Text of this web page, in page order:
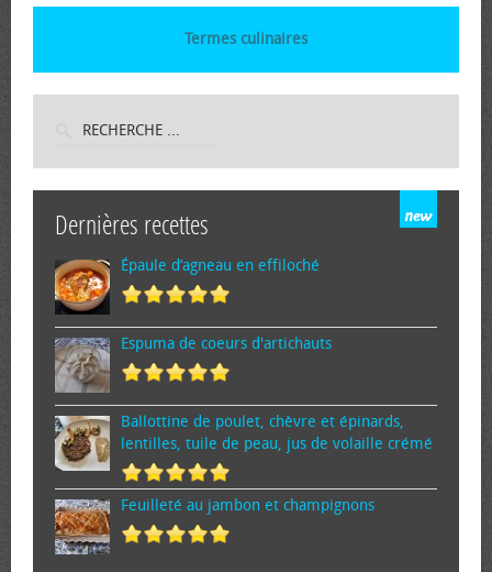
Termes culinaires
Dernières recettes
Épaule d’agneau en effiloché
Espuma de cœurs d'artichauts
Ballottine de poulet, chèvre et épinards,
lentilles, tuile de peau, jus de volaille crémé
Feuilleté au jambon et champignons